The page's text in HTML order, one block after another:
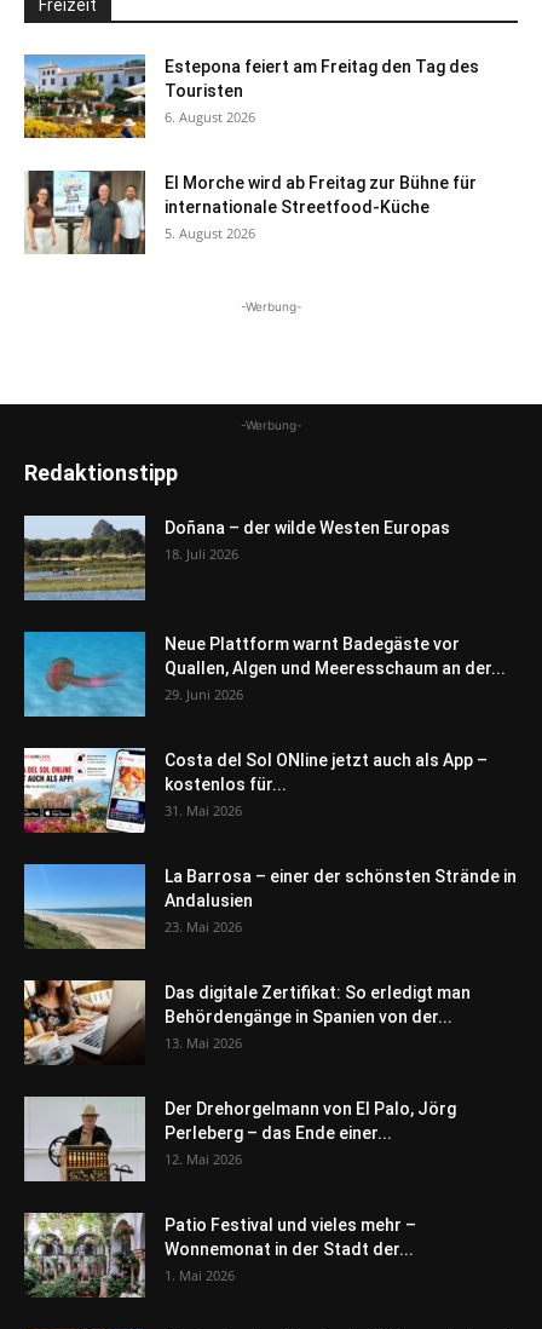
Freizeit
Estepona feiert am Freitag den Tag des
Touristen
6. August 2026
El Morche wird ab Freitag zur Bühne für
internationale Streetfood-Küche
5. August 2026
-Werbung-
-Werbung-
Redaktionstipp
Doñana – der wilde Westen Europas
18. Juli 2026
Neue Plattform warnt Badegäste vor
Quallen, Algen und Meeresschaum an der...
29. Juni 2026
Costa del Sol ONline jetzt auch als App –
kostenlos für...
31. Mai 2026
La Barrosa – einer der schönsten Strände in
Andalusien
23. Mai 2026
Das digitale Zertifikat: So erledigt man
Behördengänge in Spanien von der...
13. Mai 2026
Der Drehorgelmann von El Palo, Jörg
Perleberg – das Ende einer...
12. Mai 2026
Patio Festival und vieles mehr –
Wonnemonat in der Stadt der...
1. Mai 2026